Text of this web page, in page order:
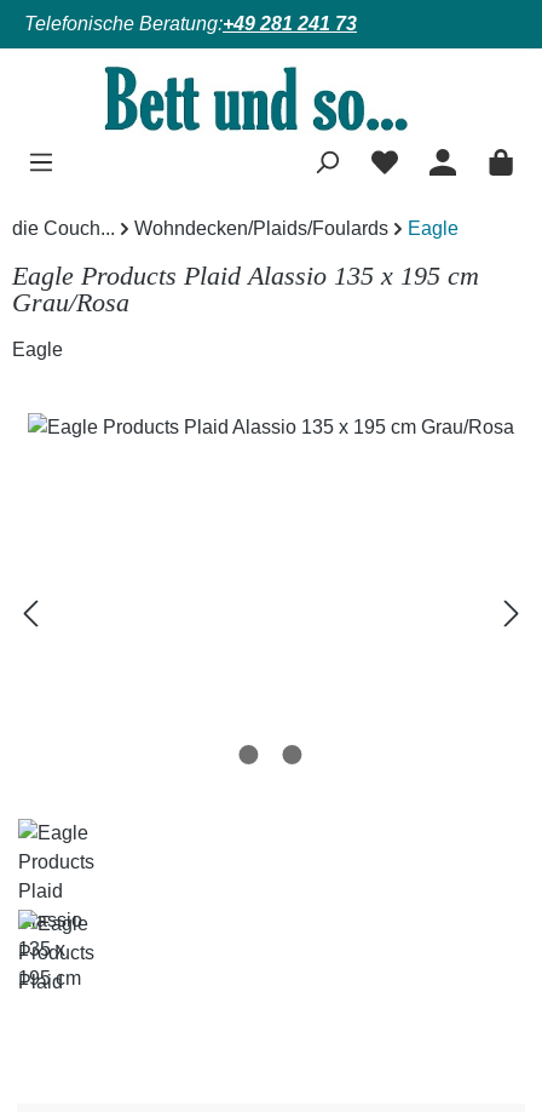
Zum Hauptinhalt springen
Telefonische Beratung:+49 281 241 73
die Couch... Wohndecken/Plaids/Foulards Eagle
Eagle Products Plaid Alassio 135 x 195 cm
Grau/Rosa
Eagle
Bildergalerie überspringen